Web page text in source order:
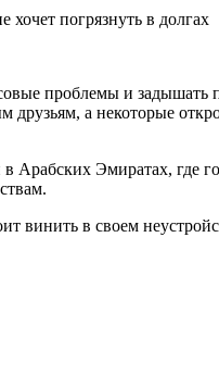
проблемы и
а некоторые
Арабских Эмиратах, где
в своем